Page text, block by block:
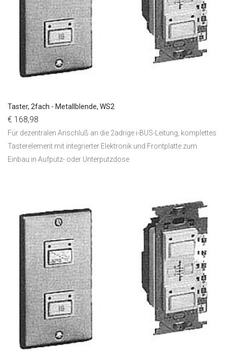
Taster, 2fach - Metallblende, WS2
€ 168,98
Für dezentralen Anschluß an die 2adrige i-BUS-Leitung, komplettes
Tasterelement mit integrierter Elektronik und Frontplatte zum
Einbau in Aufputz- oder Unterputzdose